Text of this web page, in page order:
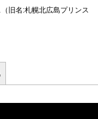
旧名:札幌北広島プリンス